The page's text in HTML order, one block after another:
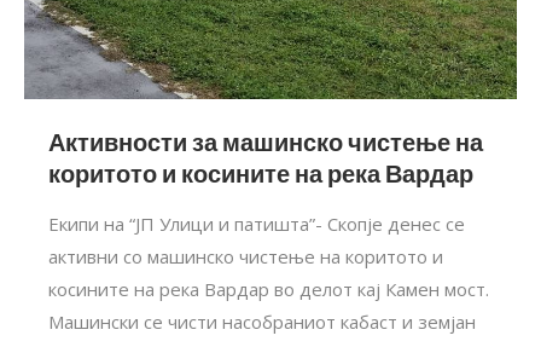
Активности за машинско чистење на
коритото и косините на река Вардар
Екипи на “ЈП Улици и патишта”- Скопје денес се
активни со машинско чистење на коритото и
косините на река Вардар во делот кај Камен мост.
Машински се чисти насобраниот кабаст и земјан